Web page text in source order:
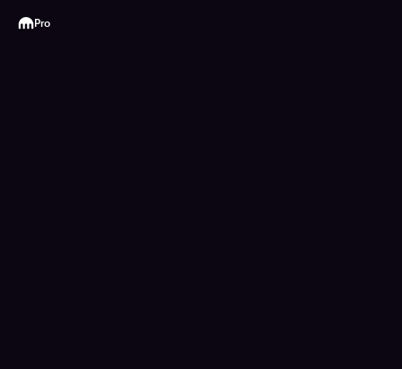
Kraken
Pro